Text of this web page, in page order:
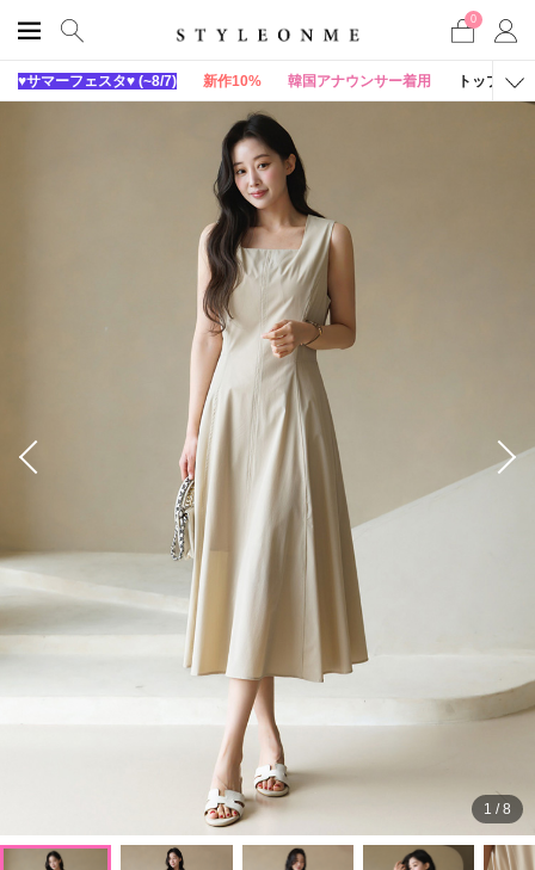
0
♥サマーフェスタ♥ (~8/7) 新作10% 韓国アナウンサー着用 トップス
1 /8